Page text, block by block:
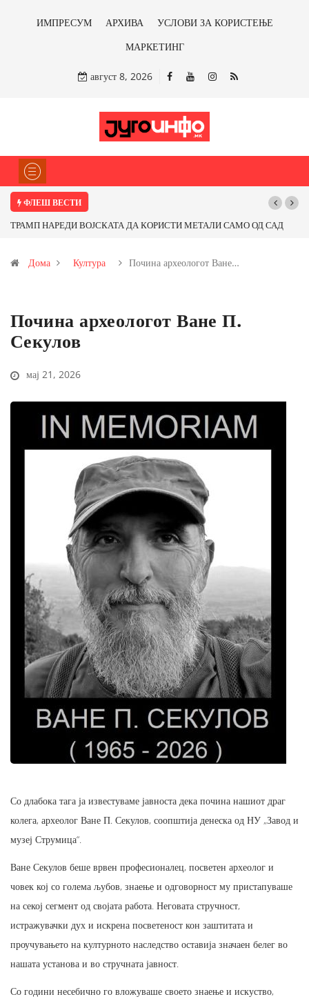
ИМПРЕСУМ АРХИВА
УСЛОВИ ЗА КОРИСТЕЊЕ
МАРКЕТИНГ
август 8, 2026
ФЛЕШ ВЕСТИ
МЕТАЛИ САМО ОД САД
Почнува реконструкцијата на улицата „5-ти
Дома Култура Почина археологот Ване…
Почина археологот Ване П.
Секулов
мај 21, 2026
Со длабока тага ја известуваме јавноста дека почина нашиот драг
колега, археолог Ване П. Секулов, соопштија денеска од НУ „Завод и
музеј Струмица“.
Ване Секулов беше врвен професионалец, посветен археолог и
човек кој со голема љубов, знаење и одговорност му пристапуваше
на секој сегмент од својата работа. Неговата стручност,
истражувачки дух и искрена посветеност кон заштитата и
проучувањето на културното наследство оставија значаен белег во
нашата установа и во стручната јавност.
Со години несебично го вложуваше своето знаење и искуство,